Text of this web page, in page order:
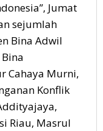
Jumat
sejumlah
Bina Adwil
Cahaya Murni,
Konflik
Riau, Masrul